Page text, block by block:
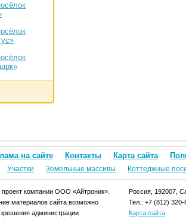
на сайте Контакты Карта сайта
Участки Земельные массивы Коттеджные
компании ООО «Айтроник».
материалов сайта возможно
администрации
Россия, 192007,
Тел.: +7 (812) 320-
Карта сайта